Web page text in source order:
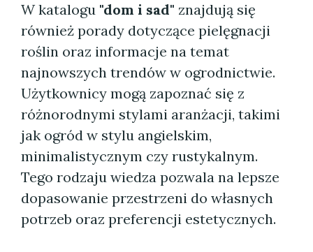
W katalogu "dom i sad" znajdują się
również porady dotyczące pielęgnacji
roślin oraz informacje na temat
najnowszych trendów w ogrodnictwie.
Użytkownicy mogą zapoznać się z
różnorodnymi stylami aranżacji, takimi
jak ogród w stylu angielskim,
minimalistycznym czy rustykalnym.
Tego rodzaju wiedza pozwala na lepsze
dopasowanie przestrzeni do własnych
potrzeb oraz preferencji estetycznych.